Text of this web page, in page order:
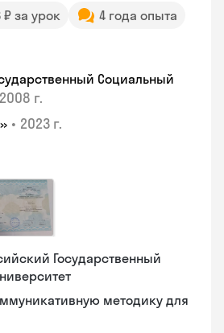
₽ за урок
4 года опыта
Социальный
2008 г.
• 2023 г.
Государственный
методику для